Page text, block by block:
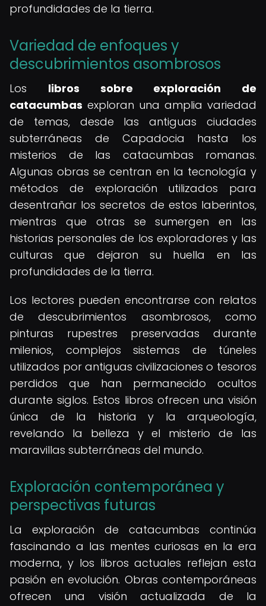
profundidades de la tierra.
Variedad de enfoques y
descubrimientos asombrosos
Los libros sobre exploración de
catacumbas exploran una amplia variedad
de temas, desde las antiguas ciudades
subterráneas de Capadocia hasta los
misterios de las catacumbas romanas.
Algunas obras se centran en la tecnología y
métodos de exploración utilizados para
desentrañar los secretos de estos laberintos,
mientras que otras se sumergen en las
historias personales de los exploradores y las
culturas que dejaron su huella en las
profundidades de la tierra.
Los lectores pueden encontrarse con relatos
de descubrimientos asombrosos, como
pinturas rupestres preservadas durante
milenios, complejos sistemas de túneles
utilizados por antiguas civilizaciones o tesoros
perdidos que han permanecido ocultos
durante siglos. Estos libros ofrecen una visión
única de la historia y la arqueología,
revelando la belleza y el misterio de las
maravillas subterráneas del mundo.
Exploración contemporánea y
perspectivas futuras
La exploración de catacumbas continúa
fascinando a las mentes curiosas en la era
moderna, y los libros actuales reflejan esta
pasión en evolución. Obras contemporáneas
ofrecen una visión actualizada de la